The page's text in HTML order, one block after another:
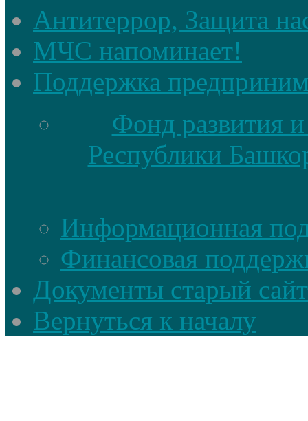
Антитеррор, Защита
МЧС напоминает!
Поддержка
Фонд развития
Республики
Информационная
Финансовая
Документы старый сайт
Вернуться к началу